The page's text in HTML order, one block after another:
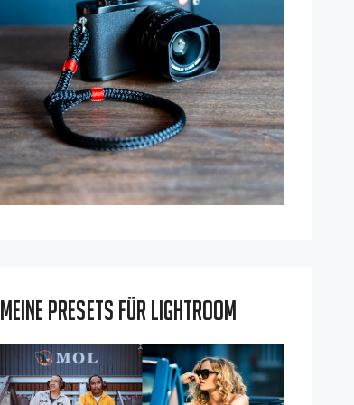
Meine Presets für Lightroom